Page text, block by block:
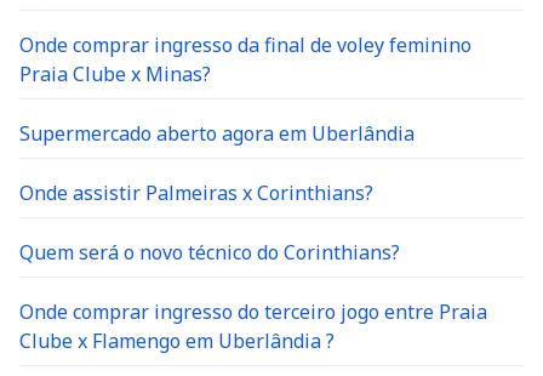
Onde comprar ingresso da final de voley feminino
Praia Clube x Minas?
Supermercado aberto agora em Uberlândia
Onde assistir Palmeiras x Corinthians?
Quem será o novo técnico do Corinthians?
Onde comprar ingresso do terceiro jogo entre Praia
Clube x Flamengo em Uberlândia ?